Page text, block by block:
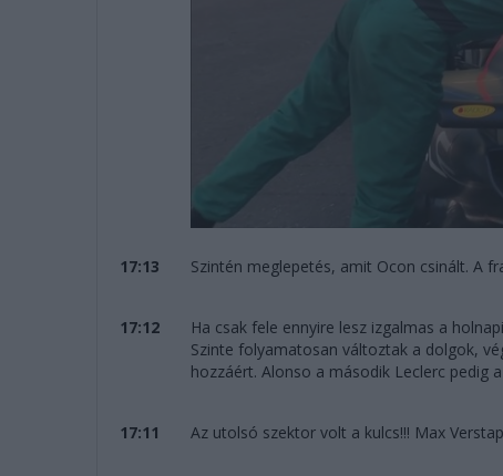
17:13 Szintén meglepetés, amit Ocon csinált. A
17:12
Ha csak fele ennyire lesz izgalmas a
Szinte folyamatosan változtak a dolgok,
hozzáért. Alonso a második Leclerc pedig
17:11 Az utolsó szektor volt a kulcs!!! Max